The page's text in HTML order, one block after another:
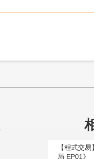
【程式交
局 EP01》